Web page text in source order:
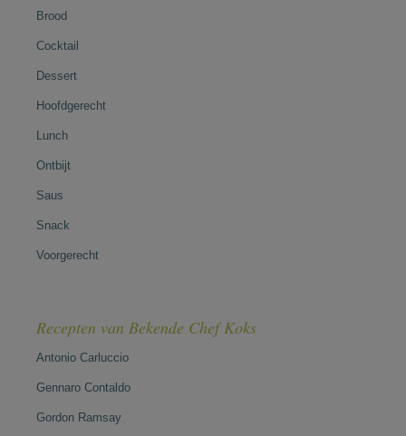
Brood
Cocktail
Dessert
Hoofdgerecht
Lunch
Ontbijt
Saus
Snack
Voorgerecht
Recepten van Bekende Chef Koks
Antonio Carluccio
Gennaro Contaldo
Gordon Ramsay